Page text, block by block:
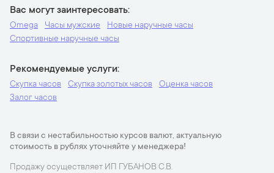
Вас могут заинтересовать
Omega Часы мужские
Новые наручные часы
Спортивные наручные часы
Рекомендуемые услуги
Скупка часов Скупка золотых часов
Оценка часов
Залог часов
В связи с нестабильностью курсов валют, актуальную
стоимость в рублях уточняйте у менеджера!
Продажу осуществляет ИП ГУБАНОВ С.В.